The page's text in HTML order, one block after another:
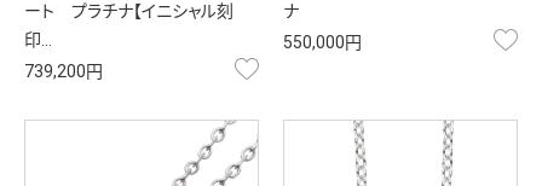
ート プラチナ【イニシャル刻
印…
739,200円
ナ
550,000円